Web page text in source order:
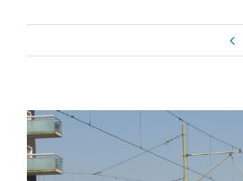
Bekijk
grotere
afbeelding